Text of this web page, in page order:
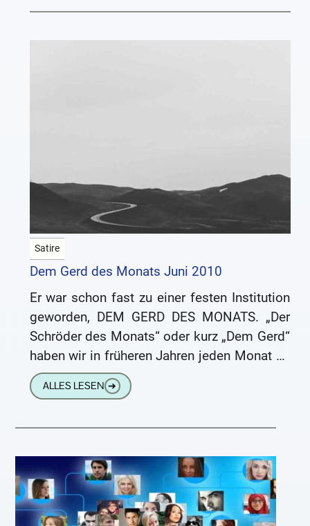
Satire
Dem Gerd des Monats Juni 2010
Er war schon fast zu einer festen Institution
geworden, DEM GERD DES MONATS. „Der
Schröder des Monats“ oder kurz „Dem Gerd“
haben wir in früheren Jahren jeden Monat an
eine
ALLES LESEN ➔